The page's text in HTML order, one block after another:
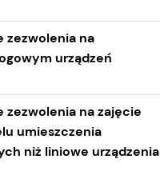
zezwolenia na
urządzeń
zezwolenia na zajęcie
umieszczenia
niż liniowe urządzenia